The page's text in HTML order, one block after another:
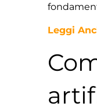
Leggi